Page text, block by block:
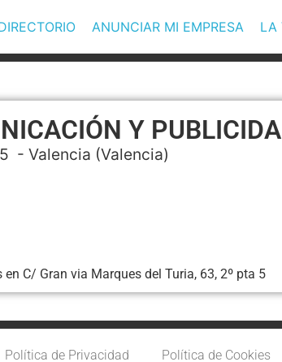
ANUNCIAR MI EMPRESA LA
Y
-Valencia (Valencia)
C/ Gran via Marques del Turia, 63, 2º pta 5
Política de Privacidad Política de Cookies